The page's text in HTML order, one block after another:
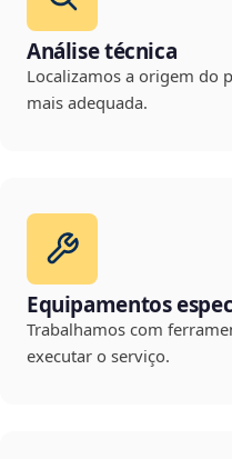
Análise técnica
Localizamos a origem do
mais adequada.
Equipamentos
Trabalhamos com
executar o serviço.